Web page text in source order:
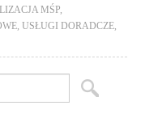
MŚP
,USŁUGI DORADCZE